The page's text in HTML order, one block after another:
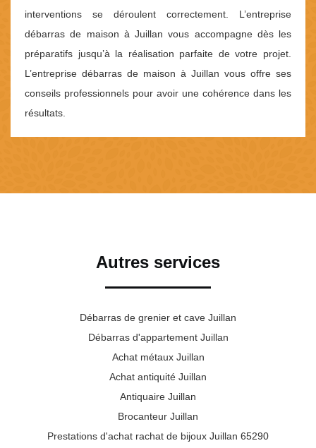
interventions se déroulent correctement. L’entreprise
débarras de maison à Juillan vous accompagne dès les
préparatifs jusqu’à la réalisation parfaite de votre projet.
L’entreprise débarras de maison à Juillan vous offre ses
conseils professionnels pour avoir une cohérence dans les
résultats.
Autres services
Débarras de grenier et cave Juillan
Débarras d'appartement Juillan
Achat métaux Juillan
Achat antiquité Juillan
Antiquaire Juillan
Brocanteur Juillan
Prestations d'achat rachat de bijoux Juillan 65290